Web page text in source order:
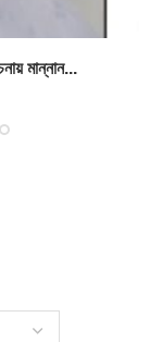
মান্নান...